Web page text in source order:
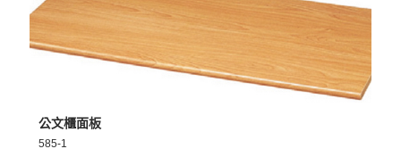
公文櫃面板
585-1